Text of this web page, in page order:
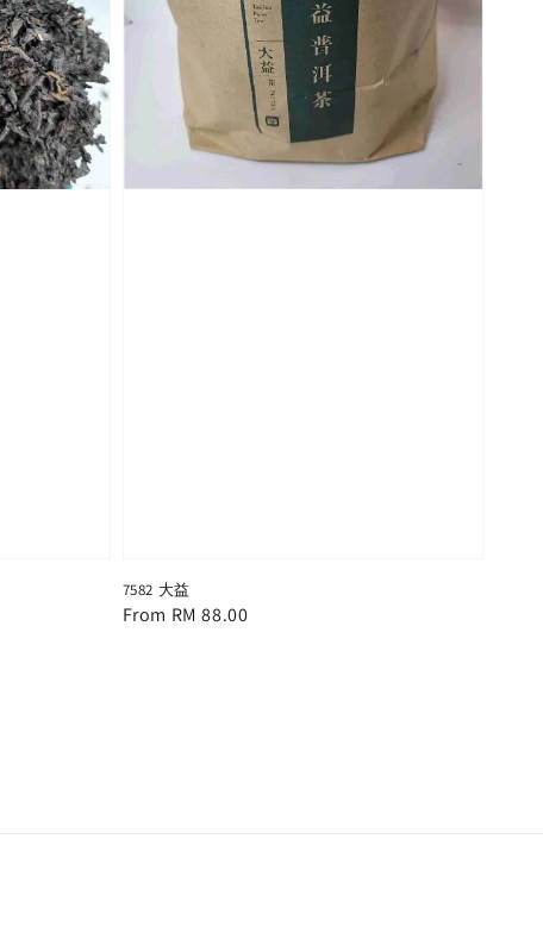
7582 大益
Regular
From RM 88.00